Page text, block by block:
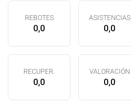
REBOTES
0,0
ASISTENCIAS
0,0
RECUPER.
0,0
VALORACIÓN
0,0